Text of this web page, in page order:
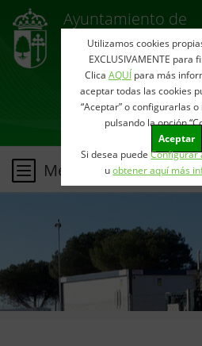
Utilizamos cookies
EXCLUSIVAMENTE para
Clica AQUÍpara más
aceptar todas las cookies
“Aceptar” o configurarlas
pulsando la opción
Aceptar
Si desea puedeConfigurar
uobtener aquí más
Ayuntamiento de
VILLAR
DEL OLMO
Menu